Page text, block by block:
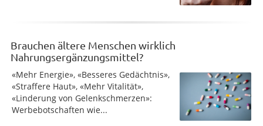
Brauchen ältere Menschen wirklich
Nahrungsergänzungsmittel?
«Mehr Energie», «Besseres Gedächtnis»,
«Straffere Haut», «Mehr Vitalität»,
«Linderung von Gelenkschmerzen»:
Werbebotschaften wie...